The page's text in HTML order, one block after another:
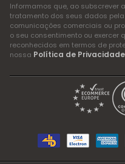
Informamos que, ao subscrever
tratamento dos seus dados
comunicações comerciais ou
o seu consentimento ou exercer
reconhecidos em termos de
nossa Política de Privacidade